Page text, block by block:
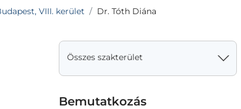
VIII. kerület Dr. Tóth Diána
Összes szakterület
Bemutatkozás